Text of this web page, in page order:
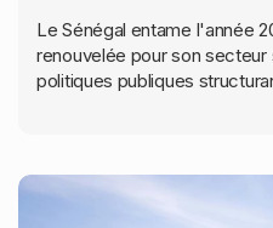
Le Sénégal entame l'année
renouvelée pour son
politiques publiques